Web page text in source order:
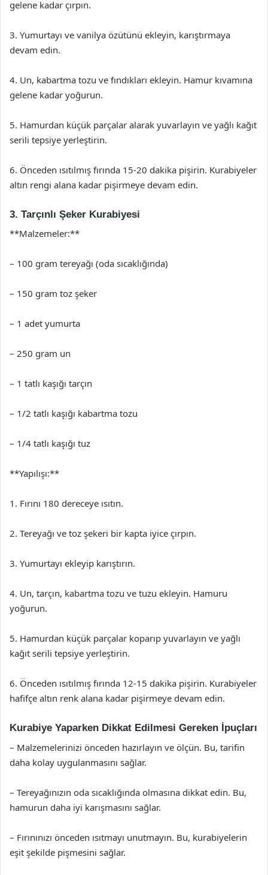
gelene kadar çırpın.
3. Yumurtayı ve vanilya özütünü ekleyin, karıştırmaya
devam edin.
4. Un, kabartma tozu ve fındıkları ekleyin. Hamur kıvamına
gelene kadar yoğurun.
5. Hamurdan küçük parçalar alarak yuvarlayın ve yağlı kağıt
serili tepsiye yerleştirin.
6. Önceden ısıtılmış fırında 15-20 dakika pişirin. Kurabiyeler
altın rengi alana kadar pişirmeye devam edin.
3. Tarçınlı Şeker Kurabiyesi
**Malzemeler:**
– 100 gram tereyağı (oda sıcaklığında)
– 150 gram toz şeker
– 1 adet yumurta
– 250 gram un
– 1 tatlı kaşığı tarçın
– 1/2 tatlı kaşığı kabartma tozu
– 1/4 tatlı kaşığı tuz
**Yapılışı:**
1. Fırını 180 dereceye ısıtın.
2. Tereyağı ve toz şekeri bir kapta iyice çırpın.
3. Yumurtayı ekleyip karıştırın.
4. Un, tarçın, kabartma tozu ve tuzu ekleyin. Hamuru
yoğurun.
5. Hamurdan küçük parçalar koparıp yuvarlayın ve yağlı
kağıt serili tepsiye yerleştirin.
6. Önceden ısıtılmış fırında 12-15 dakika pişirin. Kurabiyeler
hafifçe altın renk alana kadar pişirmeye devam edin.
Kurabiye Yaparken Dikkat Edilmesi Gereken İpuçları
– Malzemelerinizi önceden hazırlayın ve ölçün. Bu, tarifin
daha kolay uygulanmasını sağlar.
– Tereyağınızın oda sıcaklığında olmasına dikkat edin. Bu,
hamurun daha iyi karışmasını sağlar.
– Fırınınızı önceden ısıtmayı unutmayın. Bu, kurabiyelerin
eşit şekilde pişmesini sağlar.